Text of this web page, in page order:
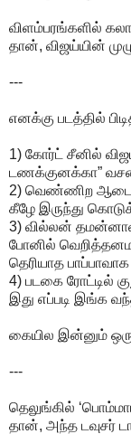
விளம்பரங்களில்
தான், விஜய்யின்
---
எனக்கு படத்தில்
1) கோர்ட் சீனில்
டணக்குனக்கா”
2) வெண்ணிற ஆடை
கீழே இருந்து
3) வில்லன்
போனில்
தெரியாத
4) படகை ரோட்டில்
இது எப்படி இங்க
கையில இன்னும் ஒரு
---
தெலுங்கில்
தான், அந்த டவுசர்